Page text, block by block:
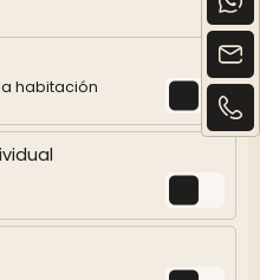
habitación